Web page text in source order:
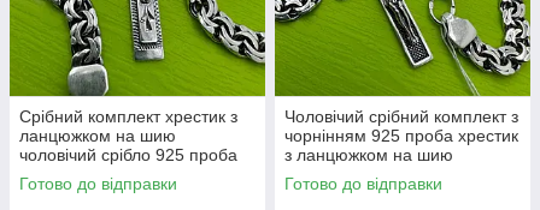
Срібний комплект хрестик з
ланцюжком на шию
чоловічий срібло 925 проба
Готово до відправки
Чоловічий срібний комплект з
чорнінням 925 проба хрестик
з ланцюжком на шию
Готово до відправки